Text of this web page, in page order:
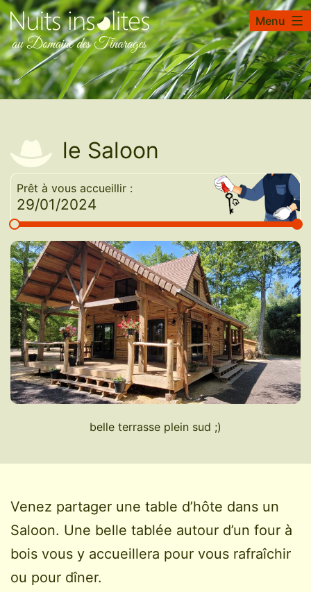
Aller
au
contenu
Nuits
insolites
au
Domaine
des
Menu
le Saloon
Prêt à vous accueillir :
29/01/2024
belle terrasse plein sud ;)
Venez partager une table d’hôte dans un
Saloon. Une belle tablée autour d’un four à
bois vous y accueillera pour vous rafraîchir
ou pour dîner.